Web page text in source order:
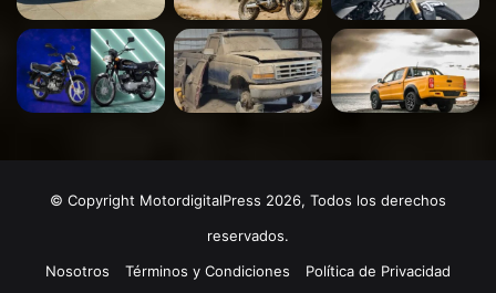
© Copyright MotordigitalPress 2026, Todos los derechos
reservados.
Nosotros
Términos y Condiciones Política de Privacidad